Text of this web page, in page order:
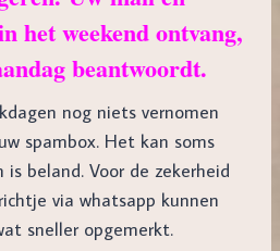
het weekend ontvang,
beantwoordt.
nog niets vernomen
spambox. Het kan soms
beland. Voor de zekerheid
via whatsapp kunnen
sneller opgemerkt.